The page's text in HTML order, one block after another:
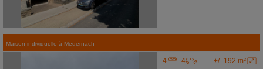
Maison individuelle à Medernach
+/- 192 m²
4 4